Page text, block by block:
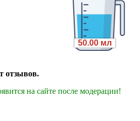
50.00 мл
отзывов.
на сайте после модерации!